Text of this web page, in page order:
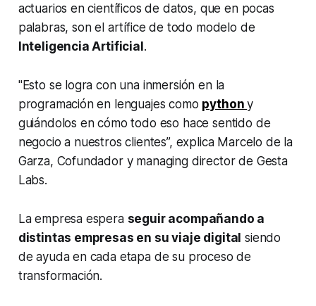
actuarios en científicos de datos, que en pocas
palabras, son el artífice de todo modelo de
Inteligencia Artificial.
"Esto se logra con una inmersión en la
programación en lenguajes como pythony
guiándolos en cómo todo eso hace sentido de
negocio a nuestros clientes”, explica Marcelo de la
Garza, Cofundador y managing director de Gesta
Labs.
La empresa espera seguir acompañando a
distintas empresas en su viaje digital siendo
de ayuda en cada etapa de su proceso de
transformación.